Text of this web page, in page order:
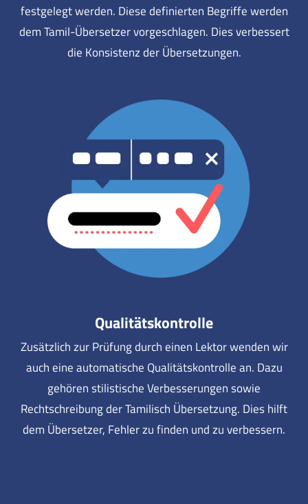
festgelegt werden. Diese definierten Begriffe werden
dem Tamil-Übersetzer vorgeschlagen. Dies verbessert
die Konsistenz der Übersetzungen.
Qualitätskontrolle
Zusätzlich zur Prüfung durch einen Lektor wenden wir
auch eine automatische Qualitätskontrolle an. Dazu
gehören stilistische Verbesserungen sowie
Rechtschreibung der Tamilisch Übersetzung. Dies hilft
dem Übersetzer, Fehler zu finden und zu verbessern.